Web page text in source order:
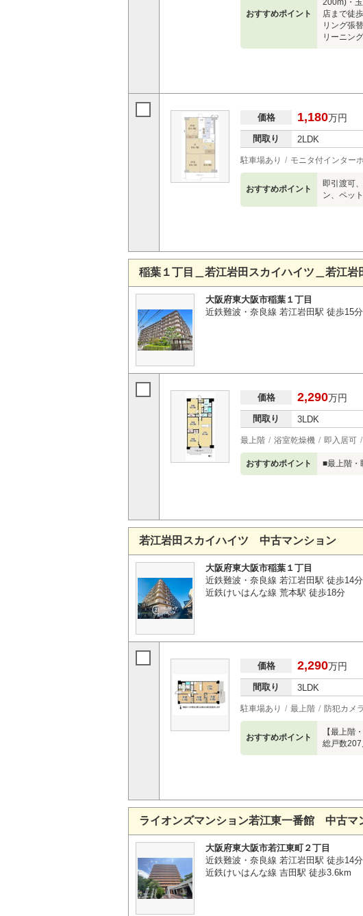
おすすめポイント
200m)・
店まで徒
リング張
リーニン
価格 1,180万円
間取り 2LDK
駐車場あり モニタ付インター
おすすめポイント
即引渡可
ン、ペッ
稲葉１丁目＿若江岩田スカイハイツ＿若江岩
大阪府東大阪市稲葉１丁目
近鉄難波・奈良線 若江岩田駅 徒歩15分
価格 2,290万円
間取り 3LDK
最上階 浴室乾燥機 即入居可
おすすめポイント ■最上階・
若江岩田スカイハイツ 中古マンション
大阪府東大阪市稲葉１丁目
近鉄難波・奈良線 若江岩田駅 徒歩14分
近鉄けいはんな線 荒本駅 徒歩18分
価格 2,290万円
間取り 3LDK
駐車場あり 最上階 防犯カメラ
おすすめポイント
【最上階
総戸数
ライオンズマンション若江東一番館 中古マ
大阪府東大阪市若江東町２丁目
近鉄難波・奈良線 若江岩田駅 徒歩14分
近鉄けいはんな線 吉田駅 徒歩3.6km